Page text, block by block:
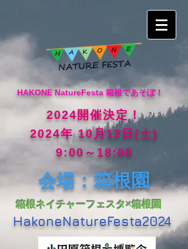
HAKONE NatureFesta 箱根であそぼ！
2024開催決定！
2024年 10月12日(土)
9:00～18:00
会場：箱根園
箱根ネイチャーフェスタ×箱根園
HakoneNatureFesta2024